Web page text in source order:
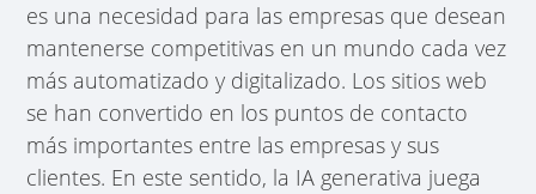
es una necesidad para las empresas que desean
mantenerse competitivas en un mundo cada vez
más automatizado y digitalizado. Los sitios web
se han convertido en los puntos de contacto
más importantes entre las empresas y sus
clientes. En este sentido, la IA generativa juega